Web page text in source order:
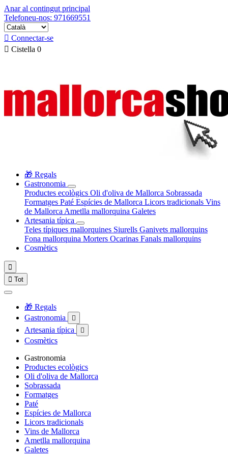
Anar al contingut principal
Telefoneu-nos: 971669551
 Connectar-se
 Cistella 0
🎁 Regals
Gastronomia
Productes ecològics Oli d'oliva de Mallorca Sobrassada
Formatges Paté Espícies de Mallorca Licors tradicionals Vins
de Mallorca Ametlla mallorquina Galetes
Artesania típica
Teles típiques mallorquines Siurells Ganivets mallorquins
Fona mallorquina Morters Ocarinas Fanals mallorquins
Cosmètics

 Tot
🎁 Regals
Gastronomia

Artesania típica 
Cosmètics
Gastronomia
Productes ecològics
Oli d'oliva de Mallorca
Sobrassada
Formatges
Paté
Espícies de Mallorca
Licors tradicionals
Vins de Mallorca
Ametlla mallorquina
Galetes